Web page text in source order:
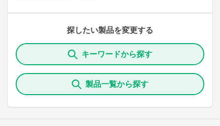
探したい製品を変更する
キーワードから探す
製品一覧から探す